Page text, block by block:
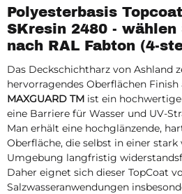
Polyesterbasis
SKresin 2480 - wählen
nach RAL Fabton (4-
Das Deckschichtharz von Ashland
hervorragendes Oberflächen Finish
MAXGUARD TM ist ein
eine Barriere für Wasser und UV-
Man erhält eine hochglänzende,
Oberfläche, die selbst in einer
Umgebung langfristig
Daher eignet sich dieser TopCoat
Salzwasseranwendungen